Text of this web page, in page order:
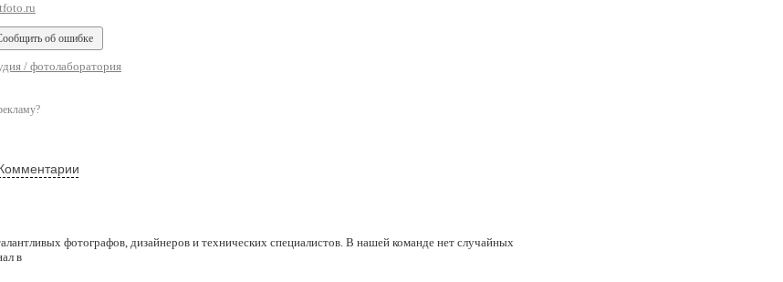
об ошибке
/ фотолаборатория
фотографов, дизайнеров и технических специалистов. В нашей команде нет случайных
в